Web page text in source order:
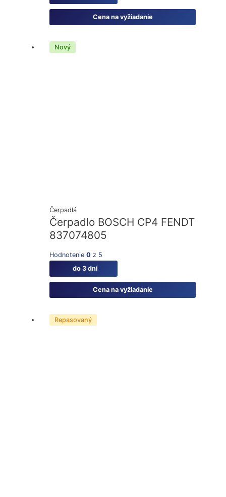
Cena na vyžiadanie
Nový
Čerpadlá
Čerpadlo BOSCH CP4 FENDT
837074805
Hodnotenie0 z 5
do 3 dní
Cena na vyžiadanie
Repasovaný